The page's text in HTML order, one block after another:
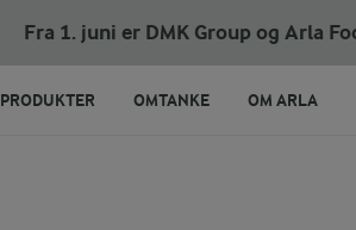
Fra 1. juni er DMK Group og Arla
PRODUKTER OMTANKE OM ARLA